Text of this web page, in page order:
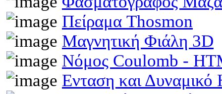
Πείραμα Thosmon
Μαγνητική Φιάλη 3D
Νόμος Coulomb -
Ενταση και